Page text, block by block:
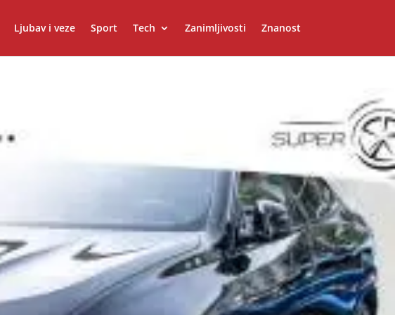
Ljubav i veze Sport Tech Zanimljivosti Znanost